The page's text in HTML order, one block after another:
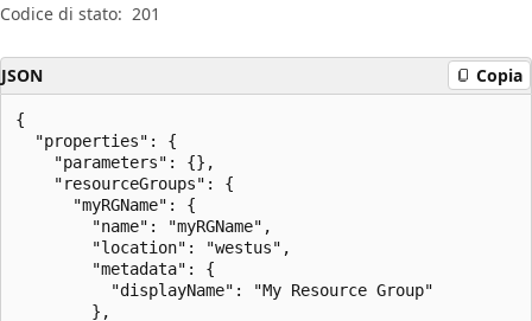
Codice di stato: 201
JSON Copia
{
  "properties": {
    "parameters": {},
    "resourceGroups": {
      "myRGName": {
        "name": "myRGName",
        "location": "westus",
        "metadata": {
          "displayName": "My Resource Group"
        },